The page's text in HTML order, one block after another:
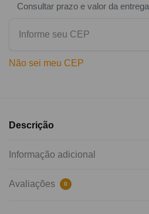
Consultar prazo e valor da entrega
Não sei meu CEP
Descrição
Informação adicional
Avaliações 0